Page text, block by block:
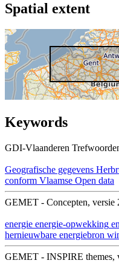
Spatial extent
Keywords
GDI-Vlaanderen
Geografische gegevens
conform Vlaamse Open data
GEMET - Concepten, versie
energie energie-opwekking
hernieuwbare energiebron
GEMET - INSPIRE themes,